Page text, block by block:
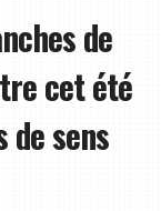
de
cet été
de sens